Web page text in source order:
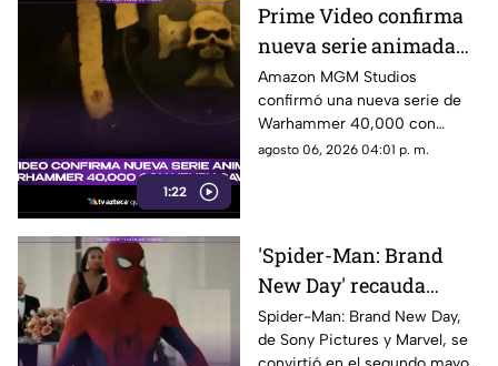
1:22
Prime Video confirma
nueva serie animada
de Warhammer 40,000
con Henry Cavill
Amazon MGM Studios
confirmó una nueva serie de
Warhammer 40,000 con
Henry Cavill como productor
agosto 06, 2026 04:01 p. m.
'Spider-Man: Brand
New Day' recauda
millones de dólares y
es el segundo mejor
Spider-Man: Brand New Day,
de Sony Pictures y Marvel, se